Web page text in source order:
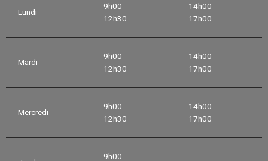
Lundi
9h00
12h30
14h00
17h00
Mardi
9h00
12h30
14h00
17h00
Mercredi
9h00
12h30
14h00
17h00
9h00